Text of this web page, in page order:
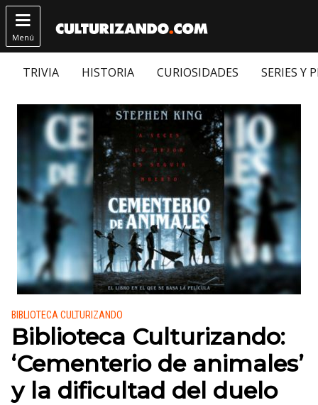

Menú
TRIVIA HISTORIA CURIOSIDADES SERIES Y
Publicado en:
BIBLIOTECA CULTURIZANDO
Biblioteca Culturizando:
‘Cementerio de animales’
y la dificultad del duelo